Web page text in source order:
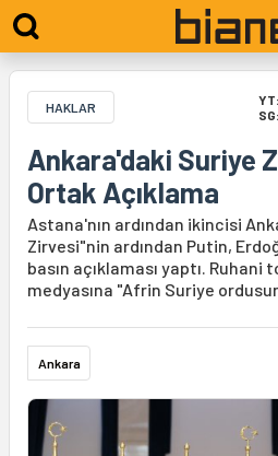
HAKLAR YT:
SG:
Ankara'daki Suriye
Ortak Açıklama
Astana'nın ardından ikincisi
Zirvesi"nin ardından Putin,
basın açıklaması yaptı. Ruhani
medyasına "Afrin Suriye
Ankara